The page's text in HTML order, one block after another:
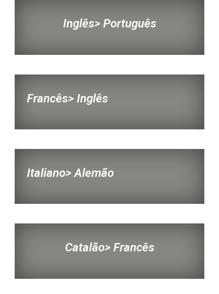
Inglês> Português
Francês> Inglês
Italiano> Alemão
Catalão> Francês